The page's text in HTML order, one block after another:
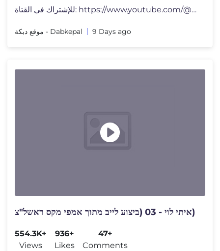
للإشتراك في القتاة: https://www.youtube.com/@-dabkepal
موقع دبكة - Dabkepal 9 Days ago
איתי לוי - 03 (ביצוע לייב מתוך אמפי מקס ראשל"צ)
554.3K+
Views
936+
Likes
47+
Comments